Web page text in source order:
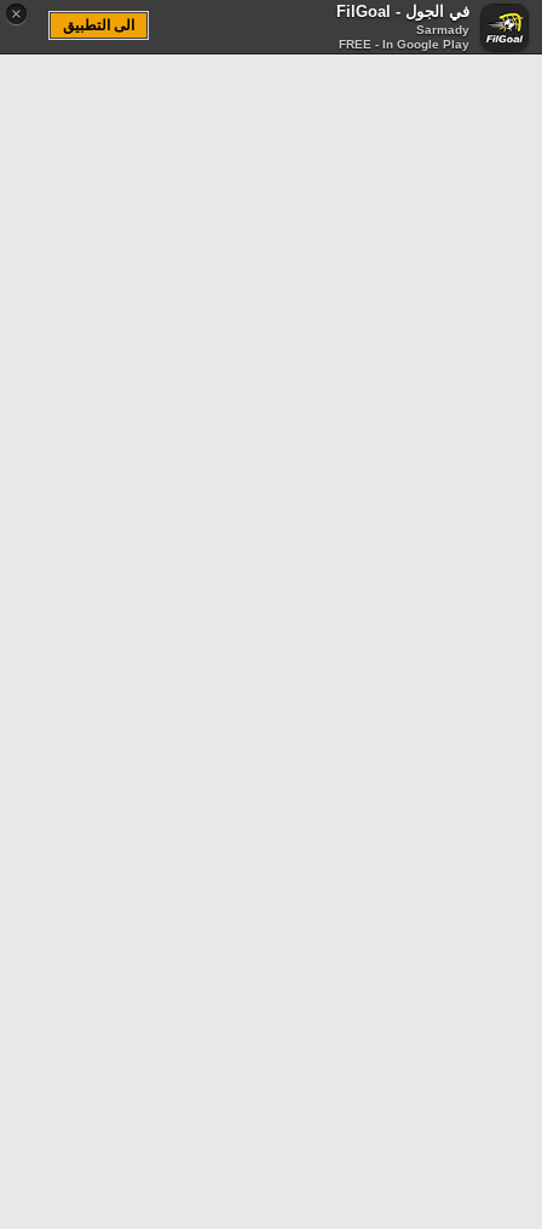
× في الجول - FilGoal
Sarmady
FREE - In Google Play
الى التطبيق